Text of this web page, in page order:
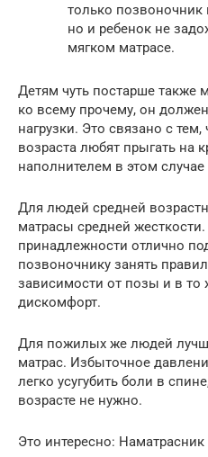
только
но и ребенок не
мягком матрасе.
Детям чуть постарше также
ко всему прочему, он
нагрузки. Это связано с
возраста любят прыгать на
наполнителем в этом
Для людей средней
матрасы средней
принадлежности отлично
позвоночнику занять
зависимости от позы и в то
дискомфорт.
Для пожилых же людей
матрас. Избыточное
легко усугубить боли в
возрасте не нужно.
Это интересно: